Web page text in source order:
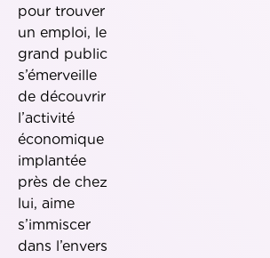
pour trouver
un emploi, le
grand public
s’émerveille
de découvrir
l’activité
économique
implantée
près de chez
lui, aime
s’immiscer
dans l’envers